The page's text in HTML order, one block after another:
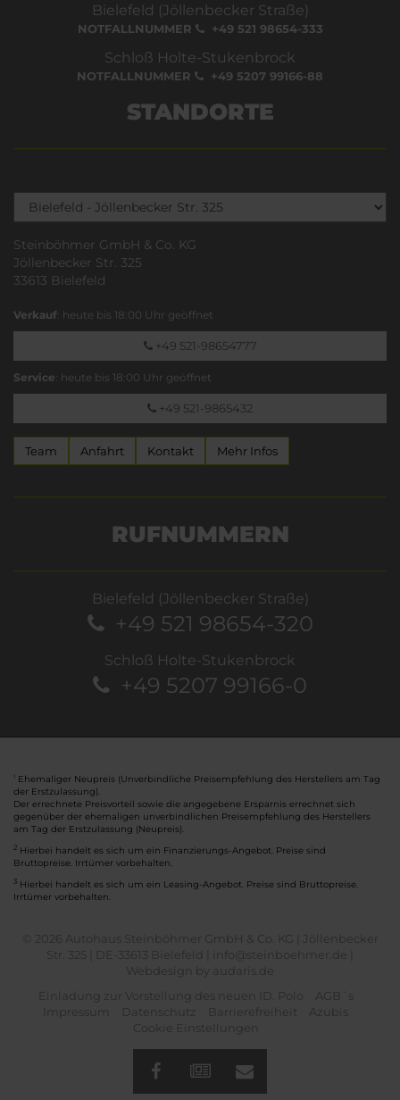
Bielefeld (Jöllenbecker Straße)
NOTFALLNUMMER +49 521 98654-333
Schloß Holte-Stukenbrock
NOTFALLNUMMER +49 5207 99166-88
STANDORTE
Steinböhmer GmbH & Co. KG
Jöllenbecker Str. 325
33613 Bielefeld
Verkauf: heute bis 18:00 Uhr geöffnet
+49 521-98654777
Service: heute bis 18:00 Uhr geöffnet
+49 521-9865432
Team Anfahrt Kontakt Mehr Infos
RUFNUMMERN
Bielefeld (Jöllenbecker Straße)
+49 521 98654-320
Schloß Holte-Stukenbrock
+49 5207 99166-0
Ehemaliger Neupreis (Unverbindliche Preisempfehlung des Herstellers am Tag
der Erstzulassung).
Der errechnete Preisvorteil sowie die angegebene Ersparnis errechnet sich
gegenüber der ehemaligen unverbindlichen Preisempfehlung des Herstellers
am Tag der Erstzulassung (Neupreis).
2 Hierbei handelt es sich um ein Finanzierungs-Angebot. Preise sind
Bruttopreise. Irrtümer vorbehalten.
3 Hierbei handelt es sich um ein Leasing-Angebot. Preise sind Bruttopreise.
Irrtümer vorbehalten.
© 2026 Autohaus Steinböhmer GmbH & Co. KG | Jöllenbecker
Str. 325 | DE-33613 Bielefeld | info@steinboehmer.de |
Webdesign by audaris.de
Einladung zur Vorstellung des neuen ID. Polo
AGB´s
Impressum
Datenschutz Barrierefreiheit
Azubis
Cookie Einstellungen